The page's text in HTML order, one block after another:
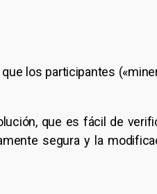
los participantes
que es fácil de
segura y la